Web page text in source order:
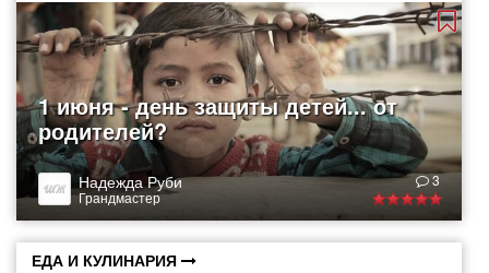
1 июня - день защиты детей... от
родителей?
Надежда Руби
Грандмастер
3
ЕДА И КУЛИНАРИЯ